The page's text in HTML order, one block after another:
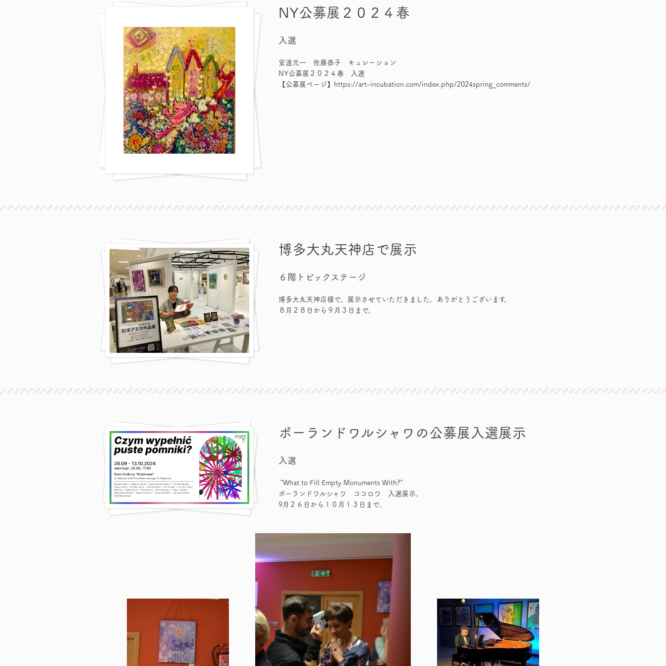
NY公募展２０２４春
入選
安達元一 佐藤恭子 キュレーション
NY公募展２０２４春 入選
【公募展ページ】https://art-incubation.com/index.php/2024spring_comments/
博多大丸天神店で展示
６階トピックステージ
博多大丸天神店様で、展示させていただきました。ありがとうございます。
８月２８日から９月３日まで。
ポーランドワルシャワの公募展入選展示
入選
"What to Fill Empty Monuments With?"
ポーランドワルシャワ ココロワ 入選展示。
9月２６日から１０月１３日まで。